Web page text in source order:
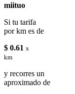
miituo
Si tu tarifa
por km es de
$ 0.61 x
km
y recorres un
aproximado de